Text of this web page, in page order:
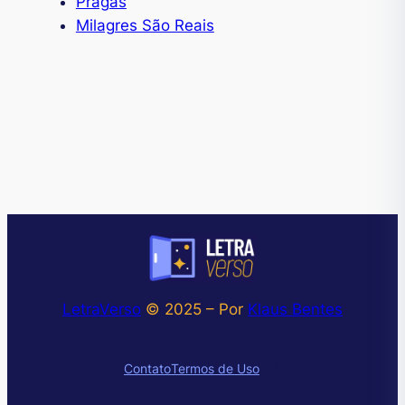
Milagres São Reais
LetraVerso © 2025 – Por Klaus Bentes
ContatoTermos de UsoInstagram